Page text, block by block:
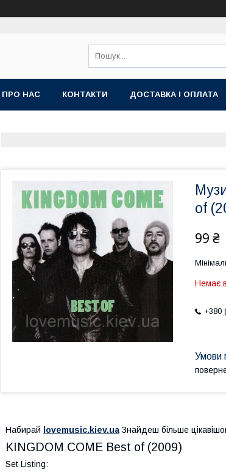
ПРО НАС КОНТАКТИ ДОСТАВКА І ОПЛАТА
of
99 ₴
Немає
+380
Набирай lovemusic.kiev.ua Знайдеш більше
KINGDOM COME Best of (2009)
Set Listing: